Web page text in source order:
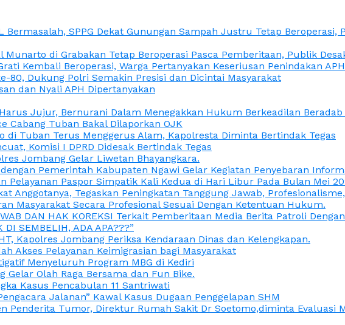
Bermasalah, SPPG Dekat Gunungan Sampah Justru Tetap Beroperasi,
di Grabakan Tetap Beroperasi Pasca Pemberitaan, Publik
Kembali Beroperasi, Warga Pertanyakan Keseriusan Penindakan
80, Dukung Polri Semakin Presisi dan Dicintai Masyarakat
dan Nyali APH Dipertanyakan
Jujur, Bernurani Dalam Menegakkan Hukum Berkeadilan
Cabang Tuban Bakal Dilaporkan OJK
Tuban Terus Menggerus Alam, Kapolresta Diminta Bertindak Tegas
Komisi I DPRD Didesak Bertindak Tegas
Jombang Gelar Liwetan Bhayangkara.
Pemerintah Kabupaten Ngawi Gelar Kegiatan Penyebaran
Pelayanan Paspor Simpatik Kali Kedua di Hari Libur Pada Bulan Mei
Anggotanya, Tegaskan Peningkatan Tanggung Jawab,
Masyarakat Secara Profesional Sesuai Dengan Ketentuan Hukum.
DAN HAK KOREKSI Terkait Pemberitaan Media Berita Patroli
SEMBELIH, ADA APA???”
Kapolres Jombang Periksa Kendaraan Dinas dan Kelengkapan.
Akses Pelayanan Keimigrasian bagi Masyarakat
Menyeluruh Program MBG di Kediri
Olah Raga Bersama dan Fun Bike.
Kasus Pencabulan 11 Santriwati
Jalanan” Kawal Kasus Dugaan Penggelapan SHM
Penderita Tumor, Direktur Rumah Sakit Dr Soetomo,diminta Evaluasi